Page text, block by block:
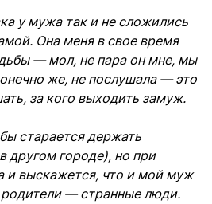
у мужа так и не сложились
Она меня в свое время
— мол, не пара он мне, мы
же, не послушала — это
за кого выходить замуж.
старается держать
другом городе), но при
и выскажется, что и мой муж
родители — странные люди.